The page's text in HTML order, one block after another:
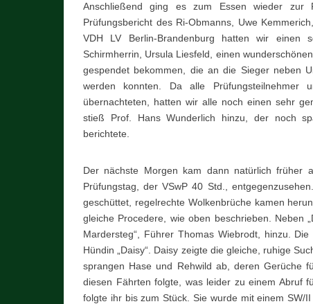
Anschließend ging es zum Essen wieder zur
Prüfungsbericht des Ri-Obmanns, Uwe
VDH LV Berlin-Brandenburg hatten wir einen
Schirmherrin, Ursula Liesfeld, einen
gespendet bekommen, die an die Sieger neben
werden konnten. Da alle Prüfungsteilnehmer
übernachteten, hatten wir alle noch einen sehr
stieß Prof. Hans Wunderlich hinzu, der noch
berichtete.
Der nächste Morgen kam dann natürlich früher
Prüfungstag, der VSwP 40 Std.,
geschüttet, regelrechte Wolkenbrüche kamen
gleiche Procedere, wie oben beschrieben. Neben
Mardersteg“, Führer Thomas Wiebrodt, hinzu.
Hündin „Daisy“. Daisy zeigte die gleiche, ruhige
sprangen Hase und Rehwild ab, deren Gerüche
diesen Fährten folgte, was leider zu einem Abruf
folgte ihr bis zum Stück. Sie wurde mit einem SW/